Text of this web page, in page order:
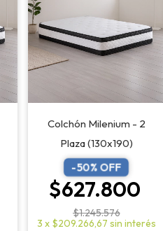
Colchón Milenium - 2
Plaza (130x190)
-50% OFF
$627.800
$1.245.576
3 x $209.266,67 sin interés